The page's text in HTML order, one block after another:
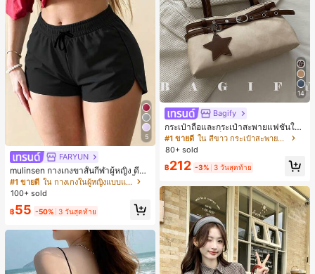
5
FARYUN
mulinsen กางเกงขาสั้นกีฬาผู้หญิง ดีไซ
น์ปลายเปิด เอวยืดหยุ่น กางเกงขาสั้น
ลำลองกีฬาฤดูร้อน ความยาว 3/4
#1 ขายดี
ใน กางเกงในผู้หญิงแบบแอคทีฟ
100+ sold
฿55 -50% 3 วันสุดท้าย
14
Bagify
กระเป๋าถือและกระเป๋าสะพายแฟชั่นให
ม่ ตกแต่งด้วยเข็มขัด เหมาะสำหรับงาน
ปาร์ตี้ การรวมตัว การออกไปข้างนอก ก
ารท่องเที่ยว การช้อปปิ้ง และการใช้งาน
ประจำวัน สามารถเก็บเหรียญ โทรศัพท์
เหมาะสำหรับกระเป๋าทำงานของพนักง
านออฟฟิศ นักศึกษามหาวิทยาลัย และ
พนักงานออฟฟิศ กระเป๋าผู้หญิงที่หรูหรา
#1 ขายดี
ใน สีขาว กระเป๋าสะพายผู้หญิง
80+ sold
฿212 -3% 3 วันสุดท้าย